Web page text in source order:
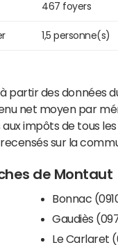
467 foyers
1,5 personne(s)
partir des données
net moyen par
impôts de tous les
sur la
de Montaut
Bonnac
Gaudiès
Le Carlaret